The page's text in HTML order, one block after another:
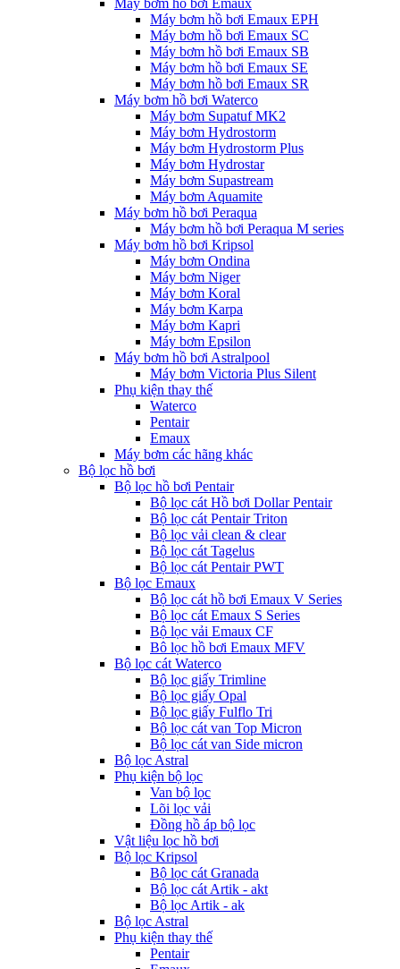
Máy bơm hồ bơi Emaux
Máy bơm hồ bơi Emaux EPH
Máy bơm hồ bơi Emaux SC
Máy bơm hồ bơi Emaux SB
Máy bơm hồ bơi Emaux SE
Máy bơm hồ bơi Emaux SR
Máy bơm hồ bơi Waterco
Máy bơm Supatuf MK2
Máy bơm Hydrostorm
Máy bơm Hydrostorm Plus
Máy bơm Hydrostar
Máy bơm Supastream
Máy bơm Aquamite
Máy bơm hồ bơi Peraqua
Máy bơm hồ bơi Peraqua M series
Máy bơm hồ bơi Kripsol
Máy bơm Ondina
Máy bơm Niger
Máy bơm Koral
Máy bơm Karpa
Máy bơm Kapri
Máy bơm Epsilon
Máy bơm hồ bơi Astralpool
Máy bơm Victoria Plus Silent
Phụ kiện thay thế
Waterco
Pentair
Emaux
Máy bơm các hãng khác
Bộ lọc hồ bơi
Bộ lọc hồ bơi Pentair
Bộ lọc cát Hồ bơi Dollar Pentair
Bộ lọc cát Pentair Triton
Bộ lọc vải clean & clear
Bộ lọc cát Tagelus
Bộ lọc cát Pentair PWT
Bộ lọc Emaux
Bộ lọc cát hồ bơi Emaux V Series
Bộ lọc cát Emaux S Series
Bộ lọc vải Emaux CF
Bô lọc hồ bơi Emaux MFV
Bộ lọc cát Waterco
Bộ lọc giấy Trimline
Bộ lọc giấy Opal
Bộ lọc giấy Fulflo Tri
Bộ lọc cát van Top Micron
Bộ lọc cát van Side micron
Bộ lọc Astral
Phụ kiện bộ lọc
Van bộ lọc
Lõi lọc vải
Đồng hồ áp bộ lọc
Vật liệu lọc hồ bơi
Bộ lọc Kripsol
Bộ lọc cát Granada
Bộ lọc cát Artik - akt
Bộ lọc Artik - ak
Bộ lọc Astral
Phụ kiện thay thế
Pentair